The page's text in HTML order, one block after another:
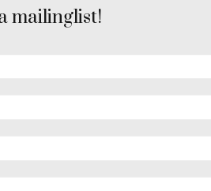
mailinglist!